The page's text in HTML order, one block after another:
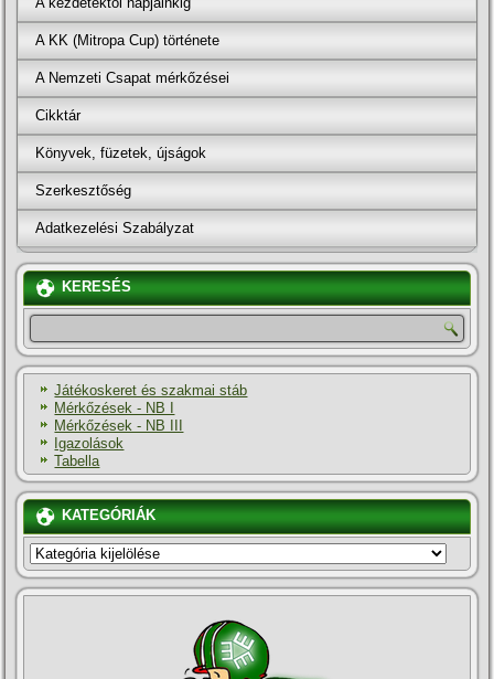
A KK (Mitropa Cup) története
A Nemzeti Csapat mérkőzései
Cikktár
Könyvek, füzetek, újságok
Szerkesztőség
Adatkezelési Szabályzat
KERESÉS
Játékoskeret és szakmai stáb
Mérkőzések - NB I
Mérkőzések - NB III
Igazolások
Tabella
KATEGÓRIÁK
KATEGÓRIÁK